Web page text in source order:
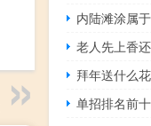
内陆滩涂属
老人先上香
拜年送什么花
单招排名前